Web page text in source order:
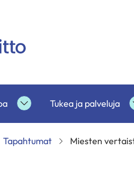
Diabetestietoa
alasivut
Tukea ja palveluja
Tapahtumat Miesten